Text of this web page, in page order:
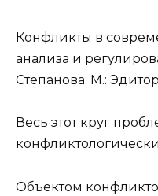
Конфликты в
анализа и
Степанова. М.:
Весь этот круг
Объектом